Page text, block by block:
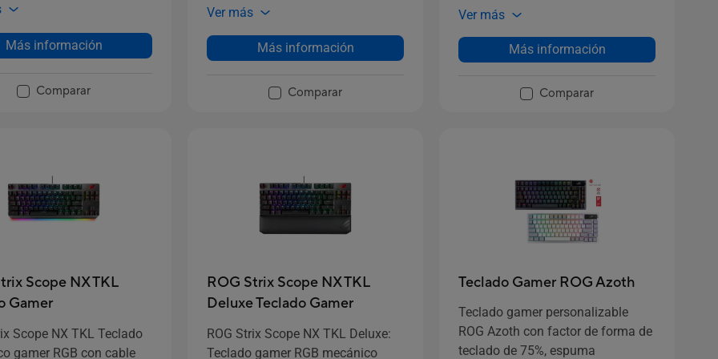
de duración de las pilas.
Más información
Comparar
inalámbricos, teclas de acceso
de control de volumen y Aura Sync
inalámbrico.
Ver más
Más información
Comparar
Ver más
Más información
Comparar
Scope NX TKL
Gamer
Scope NX TKL Teclado
gamer RGB con cable
ROG Strix Scope NX TKL
Deluxe Teclado Gamer
ROG Strix Scope NX TKL Deluxe:
Teclado gamer RGB mecánico
Teclado Gamer ROG Azoth
Teclado gamer personalizable
ROG Azoth con factor de forma de
teclado de 75%, espuma